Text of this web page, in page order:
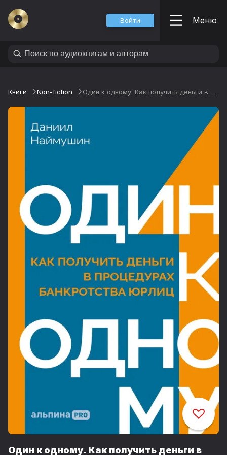
Войти Меню
Книги Non-fiction Один к одному. Как получить деньги в процедурах банкротства юрлиц
Один к одному. Как получить деньги в